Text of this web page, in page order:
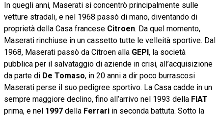
In quegli anni, Maserati si concentrò principalmente sulle
vetture stradali, e nel 1968 passò di mano, diventando di
proprietà della Casa francese Citroen. Da quel momento,
Maserati rinchiuse in un cassetto tutte le velleità sportive. Dal
1968, Maserati passò da Citroen alla GEPI, la società
pubblica per il salvataggio di aziende in crisi, all’acquisizione
da parte di De Tomaso, in 20 anni a dir poco burrascosi
Maserati perse il suo pedigree sportivo. La Casa cadde in un
sempre maggiore declino, fino all’arrivo nel 1993 della FIAT
prima, e nel 1997 della Ferrari in seconda battuta. Sotto la